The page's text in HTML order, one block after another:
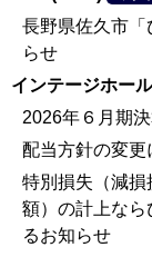
長野県佐久市「
らせ
インテージホー
2026年６月期
配当方針の変
特別損失（減損
額）の計上なら
るお知らせ